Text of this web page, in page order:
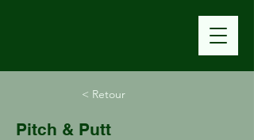
< Retour
Pitch & Putt